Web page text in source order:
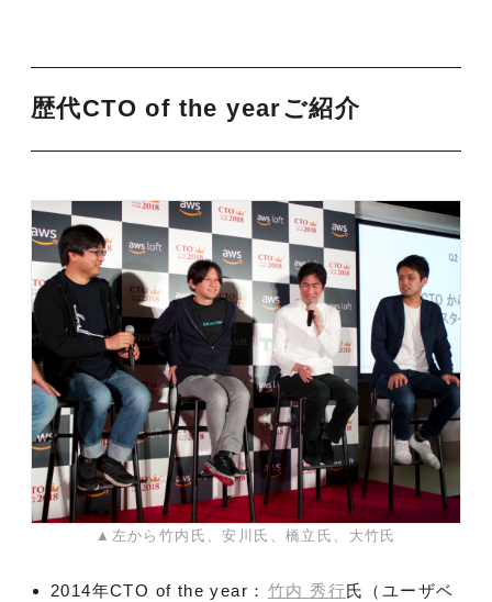
歴代CTO of the yearご紹介
▲左から竹内氏、安川氏、橋立氏、大竹氏
2014年CTO of the year： 竹内 秀行氏（ユーザベ